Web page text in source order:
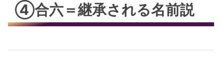
④合六＝継承される名前説